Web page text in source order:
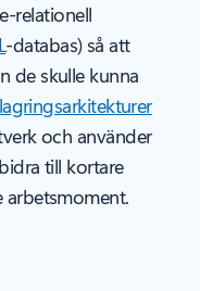
relationell
-databas) så att
de skulle kunna
och använder
till kortare
arbetsmoment.